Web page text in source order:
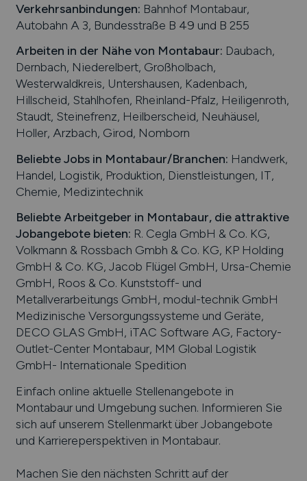
Verkehrsanbindungen: Bahnhof Montabaur,
Autobahn A 3, Bundesstraße B 49 und B 255
Arbeiten in der Nähe von Montabaur: Daubach,
Dernbach, Niederelbert, Großholbach,
Westerwaldkreis, Untershausen, Kadenbach,
Hillscheid, Stahlhofen, Rheinland-Pfalz, Heiligenroth,
Staudt, Steinefrenz, Heilberscheid, Neuhäusel,
Holler, Arzbach, Girod, Nomborn
Beliebte Jobs in Montabaur/Branchen: Handwerk,
Handel, Logistik, Produktion, Dienstleistungen, IT,
Chemie, Medizintechnik
Beliebte Arbeitgeber in Montabaur, die attraktive
Jobangebote bieten: R. Cegla GmbH & Co. KG,
Volkmann & Rossbach Gmbh & Co. KG, KP Holding
GmbH & Co. KG, Jacob Flügel GmbH, Ursa-Chemie
GmbH, Roos & Co. Kunststoff- und
Metallverarbeitungs GmbH, modul-technik GmbH
Medizinische Versorgungssysteme und Geräte,
DECO GLAS GmbH, iTAC Software AG, Factory-
Outlet-Center Montabaur, MM Global Logistik
GmbH- Internationale Spedition
Einfach online aktuelle Stellenangebote in
Montabaurund Umgebung suchen. Informieren Sie
sich auf unserem Stellenmarkt über Jobangebote
und Karriereperspektiven in Montabaur.
Machen Sie den nächsten Schritt auf der